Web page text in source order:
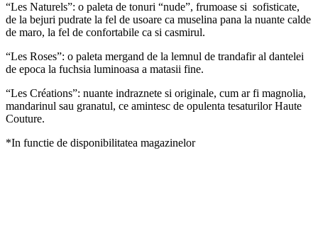
“Les Naturels”: o paleta de tonuri “nude”, frumoase si sofisticate,
de la bejuri pudrate la fel de usoare ca muselina pana la nuante calde
de maro, la fel de confortabile ca si casmirul.
“Les Roses”: o paleta mergand de la lemnul de trandafir al dantelei
de epoca la fuchsia luminoasa a matasii fine.
“Les Créations”: nuante indraznete si originale, cum ar fi magnolia,
mandarinul sau granatul, ce amintesc de opulenta tesaturilor Haute
Couture.
*In functie de disponibilitatea magazinelor